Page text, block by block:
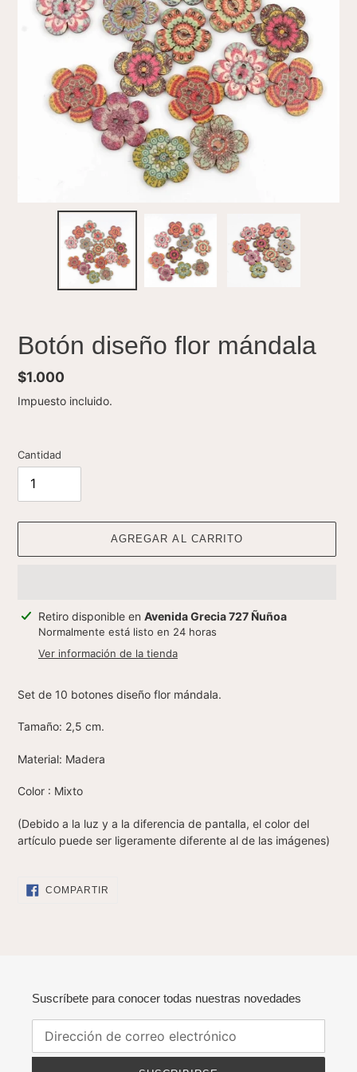
Botón diseño flor mándala
Precio
habitual
$1.000
Impuesto incluido.
Cantidad
AGREGAR AL CARRITO
Agregando
producto
carrito
Retiro disponible en Avenida Grecia 727 Ñuñoa
Normalmente está listo en 24 horas
Ver información de la tienda
Set de 10 botones diseño flor mándala.
Tamaño: 2,5 cm.
Material: Madera
Color : Mixto
(Debido a la luz y a la diferencia de pantalla, el color del
artículo puede ser ligeramente diferente al de las imágenes)
COMPARTIR
Suscríbete para conocer todas nuestras novedades